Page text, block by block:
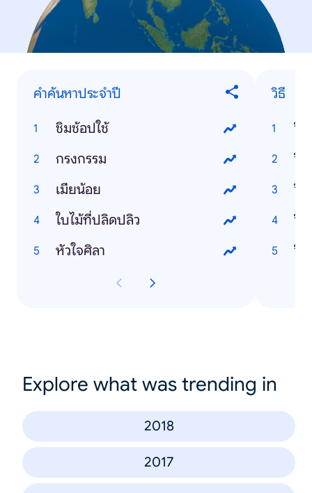
คำค้นหาประจำปี
ชิมช้อปใช้
กรงกรรม
เมียน้อย
ใบไม้ที่ปลิดปลิว
หัวใจศิลา
วิธี
วิธี
วิธี
วิ
วิธี
Explore what was trending in
2018
2017